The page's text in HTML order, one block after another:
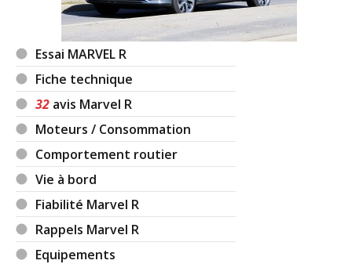
Essai MARVEL R
Fiche technique
32 avis Marvel R
Moteurs / Consommation
Comportement routier
Vie à bord
Fiabilité Marvel R
Rappels Marvel R
Equipements